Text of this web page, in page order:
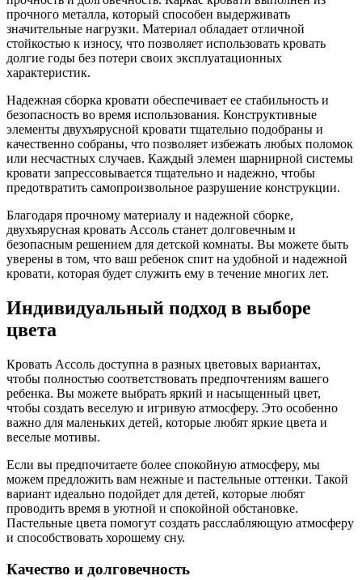
прочного металла, который способен выдерживать
значительные нагрузки. Материал обладает отличной
стойкостью к износу, что позволяет использовать кровать
долгие годы без потери своих эксплуатационных
характеристик.
Надежная сборка кровати обеспечивает ее стабильность и
безопасность во время использования. Конструктивные
элементы двухъярусной кровати тщательно подобраны и
качественно собраны, что позволяет избежать любых поломок
или несчастных случаев. Каждый элемен шарнирной системы
кровати запрессовывается тщательно и надежно, чтобы
предотвратить самопроизвольное разрушение конструкции.
Благодаря прочному материалу и надежной сборке,
двухъярусная кровать Ассоль станет долговечным и
безопасным решением для детской комнаты. Вы можете быть
уверены в том, что ваш ребенок спит на удобной и надежной
кровати, которая будет служить ему в течение многих лет.
Индивидуальный подход в выборе
цвета
Кровать Ассоль доступна в разных цветовых вариантах,
чтобы полностью соответствовать предпочтениям вашего
ребенка. Вы можете выбрать яркий и насыщенный цвет,
чтобы создать веселую и игривую атмосферу. Это особенно
важно для маленьких детей, которые любят яркие цвета и
веселые мотивы.
Если вы предпочитаете более спокойную атмосферу, мы
можем предложить вам нежные и пастельные оттенки. Такой
вариант идеально подойдет для детей, которые любят
проводить время в уютной и спокойной обстановке.
Пастельные цвета помогут создать расслабляющую атмосферу
и способствовать хорошему сну.
Качество и долговечность